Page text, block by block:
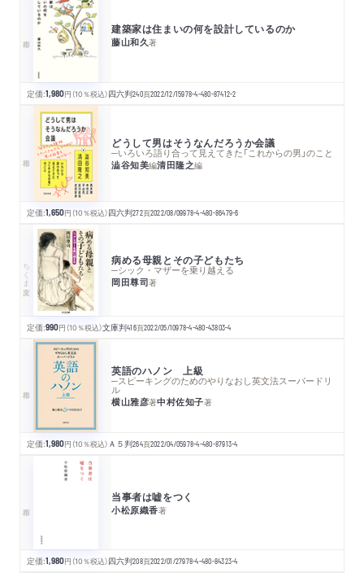
建築家は住まいの何を設計しているのか
藤山和久著
定価:1,980円 （10％税込）四六判240頁2022/12/15978-4-480-87412-2
どうして男はそうなんだろうか会議
─いろいろ語り合って見えてきた「これからの男」のこと
澁谷知美編清田隆之編
定価:1,650円 （10％税込）四六判272頁2022/08/09978-4-480-86479-6
ちくま文庫 病める母親とその子どもたち
─シック・マザーを乗り越える
岡田尊司著
定価:990円 （10％税込）文庫判416頁2022/05/10978-4-480-43803-4
英語のハノン 上級
─スピーキングのためのやりなおし英文法スーパードリ
ル
横山雅彦著中村佐知子著
定価:1,980円 （10％税込） Ａ５判264頁2022/04/05978-4-480-87913-4
当事者は嘘をつく
小松原織香著
定価:1,980円 （10％税込）四六判208頁2022/01/27978-4-480-84323-4